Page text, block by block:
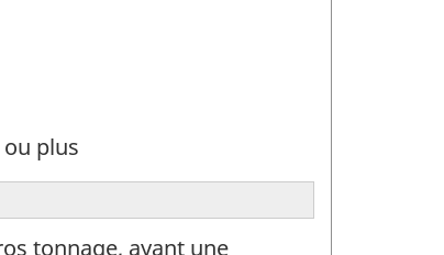
plus
tonnage, ayant une